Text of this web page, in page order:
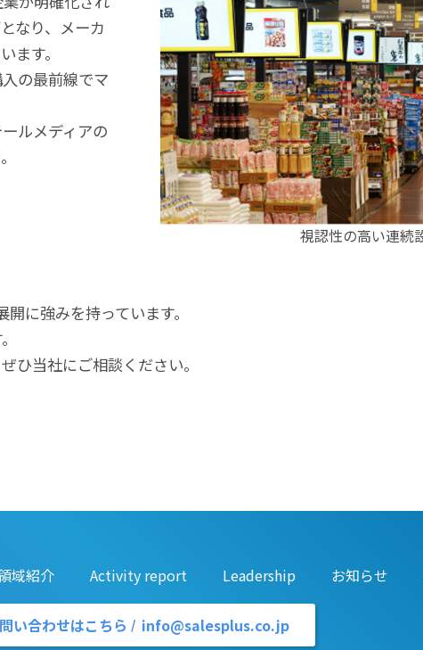
なり、メーカ
ます。
の最前線でマ
ルメディアの
視認性の高い連続
に強みを持っています。
ひ当社にご相談ください。
域紹介 Activity report Leadership お知らせ
い合わせはこちら info@salesplus.co.jp